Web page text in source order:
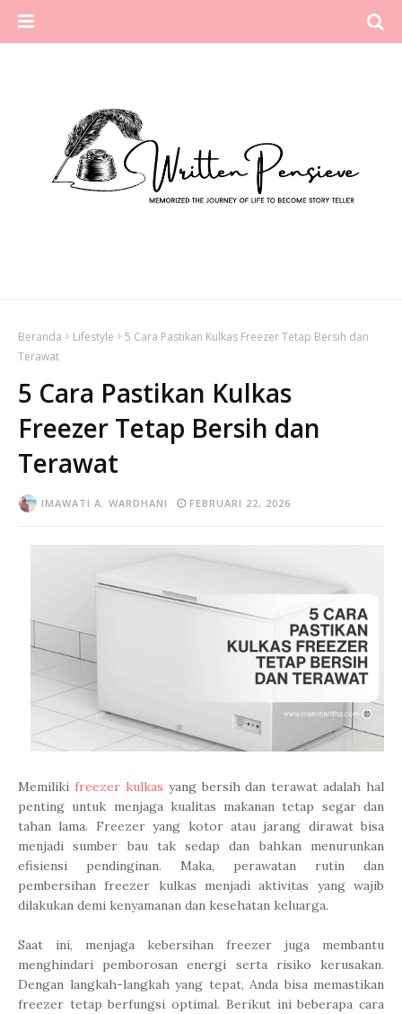
Beranda Lifestyle
5 Cara Pastikan Kulkas Freezer Tetap Bersih dan
Terawat
5 Cara Pastikan Kulkas
Freezer Tetap Bersih dan
Terawat
IMAWATI A. WARDHANI FEBRUARI 22, 2026
Memiliki freezer kulkas yang bersih dan terawat adalah hal
penting untuk menjaga kualitas makanan tetap segar dan
tahan lama. Freezer yang kotor atau jarang dirawat bisa
menjadi sumber bau tak sedap dan bahkan menurunkan
efisiensi pendinginan. Maka, perawatan rutin dan
pembersihan freezer kulkas menjadi aktivitas yang wajib
dilakukan demi kenyamanan dan kesehatan keluarga.
Saat ini, menjaga kebersihan freezer juga membantu
menghindari pemborosan energi serta risiko kerusakan.
Dengan langkah-langkah yang tepat, Anda bisa memastikan
freezer tetap berfungsi optimal. Berikut ini beberapa cara